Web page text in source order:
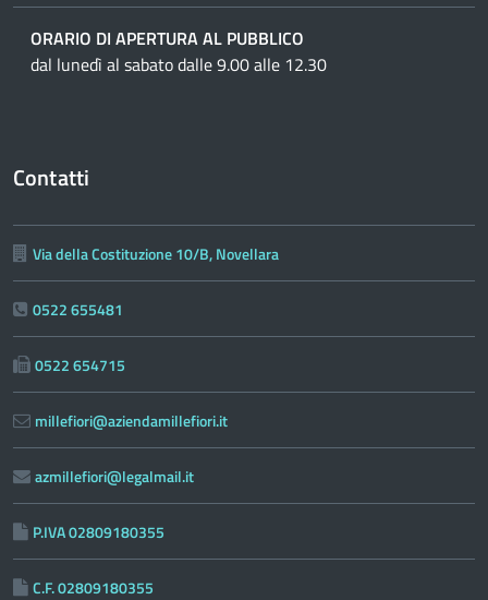
ORARIO DI APERTURA AL PUBBLICO
dal lunedì al sabato dalle 9.00 alle 12.30
Contatti
Via della Costituzione 10/B, Novellara
0522 655481
0522 654715
millefiori@aziendamillefiori.it
azmillefiori@legalmail.it
P.IVA 02809180355
C.F. 02809180355